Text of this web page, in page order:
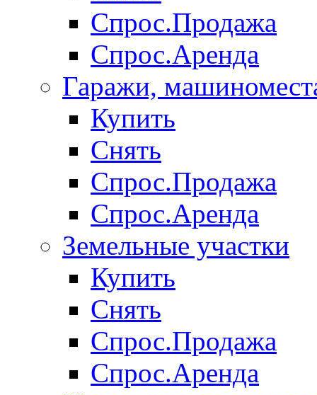
Спрос.Продажа
Спрос.Аренда
Гаражи,
Купить
Снять
Спрос.Продажа
Спрос.Аренда
Земельные участки
Купить
Снять
Спрос.Продажа
Спрос.Аренда